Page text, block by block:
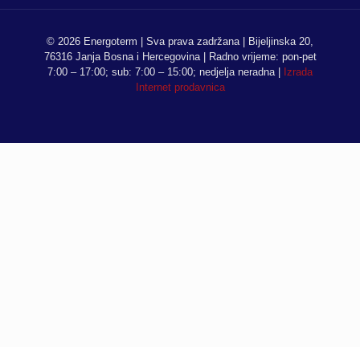
© 2026 Energoterm | Sva prava zadržana | Bijeljinska 20,
76316 Janja Bosna i Hercegovina | Radno vrijeme: pon-pet
7:00 – 17:00; sub: 7:00 – 15:00; nedjelja neradna |
Izrada
Internet prodavnica